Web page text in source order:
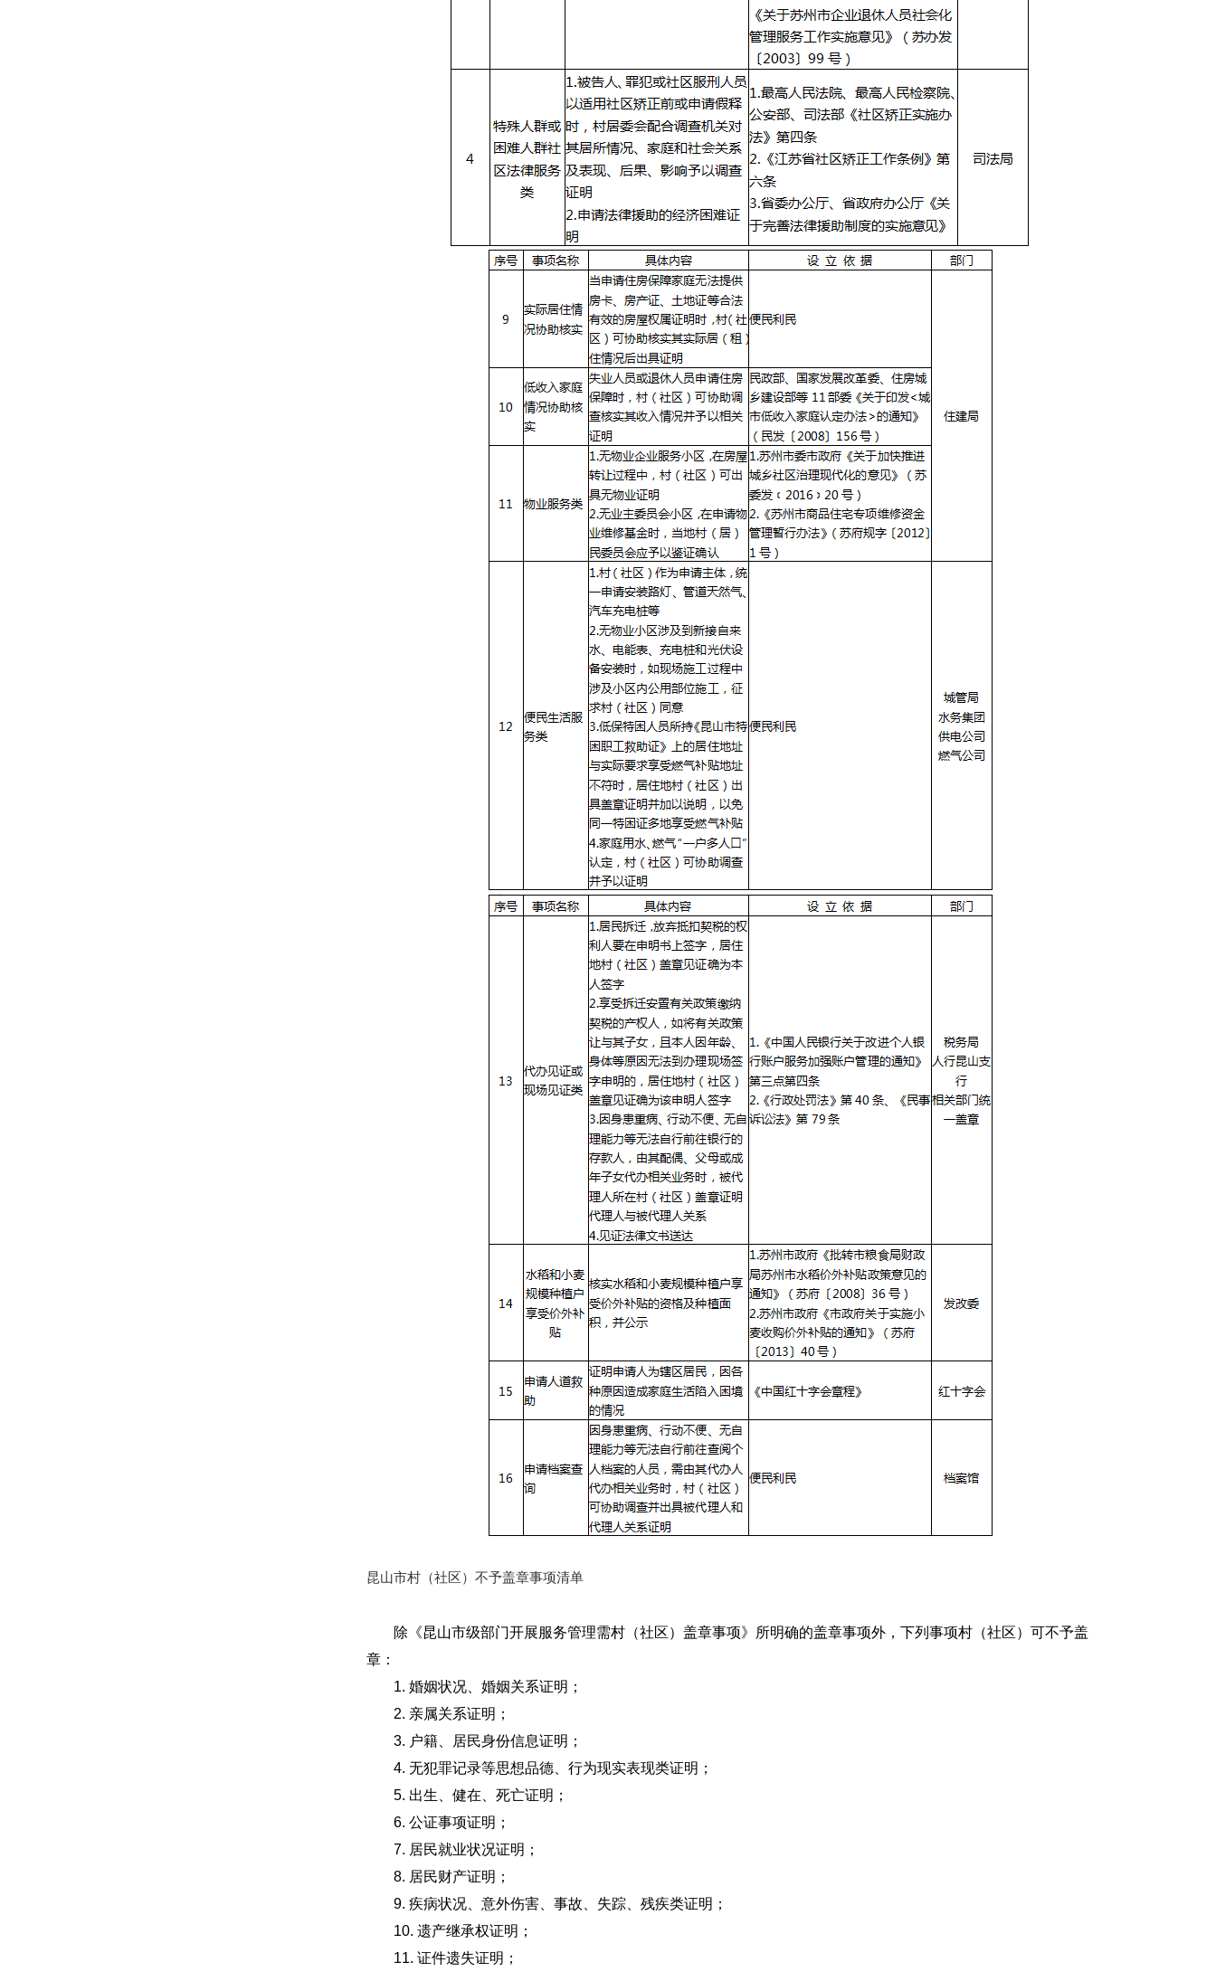
昆山市村（社区）不予盖章事项清单
除《昆山市级部门开展服务管理需村（社区）盖章事项》所明确的盖章事项外，下列事项村（社区）可不予盖
章：
1. 婚姻状况、婚姻关系证明；
2. 亲属关系证明；
3. 户籍、居民身份信息证明；
4. 无犯罪记录等思想品德、行为现实表现类证明；
5. 出生、健在、死亡证明；
6. 公证事项证明；
7. 居民就业状况证明；
8. 居民财产证明；
9. 疾病状况、意外伤害、事故、失踪、残疾类证明；
10. 遗产继承权证明；
11. 证件遗失证明；